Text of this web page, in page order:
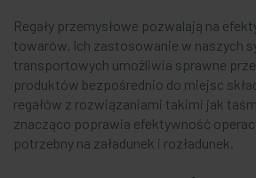
Regały przemysłowe pozwalają na
towarów. Ich zastosowanie w naszych
transportowych umożliwia sprawne
produktów bezpośrednio do miejsc
regałów z rozwiązaniami takimi jak
znacząco poprawia efektywność
potrzebny na załadunek i rozładunek.